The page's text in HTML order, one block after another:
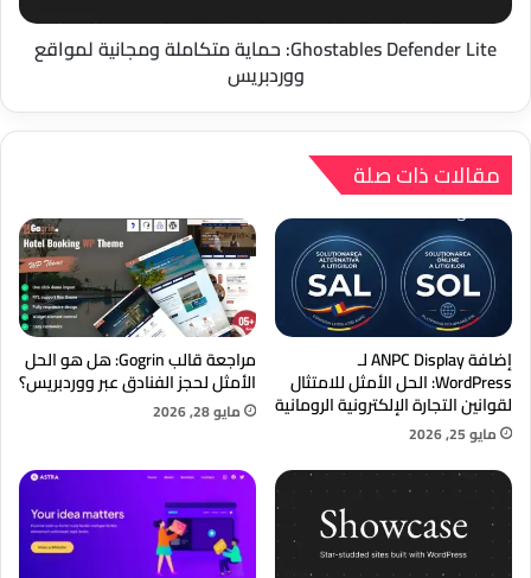
Ghostables Defender Lite: حماية متكاملة ومجانية لمواقع
ووردبريس
مقالات ذات صلة
إضافة ANPC Display لـ
WordPress: الحل الأمثل للامتثال
لقوانين التجارة الإلكترونية الرومانية
مايو 25, 2026
مراجعة قالب Gogrin: هل هو الحل
الأمثل لحجز الفنادق عبر ووردبريس؟
مايو 28, 2026